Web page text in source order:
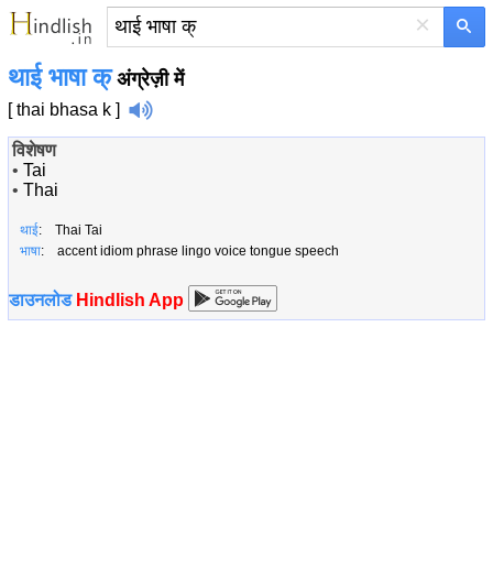
×
थाई भाषा क्अंग्रेज़ी में
[ thai bhasa k ]
विशेषण
• Tai
• Thai
थाई: Thai Tai
भाषा: accent idiom phrase lingo voice tongue speech
डाउनलोड Hindlish App